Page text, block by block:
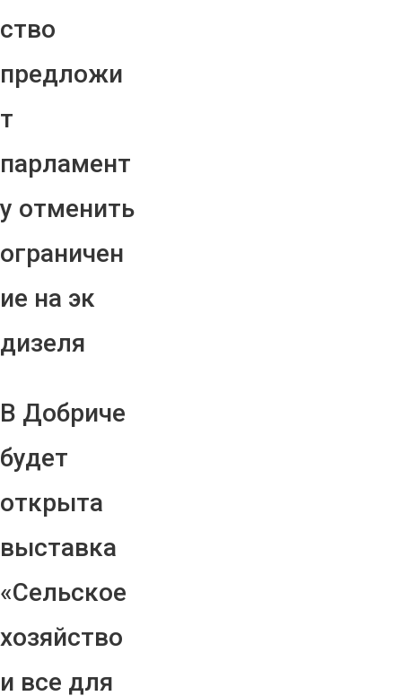
ство
предложи
т
парламент
у отменить
ограничен
ие на эк
дизеля
В Добриче
будет
открыта
выставка
«Сельское
хозяйство
и все для